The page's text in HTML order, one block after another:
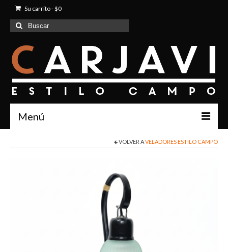
Su carrito-$0
Buscar
por:
Menú
VOLVER AVELADORES ESTILO CAMPO